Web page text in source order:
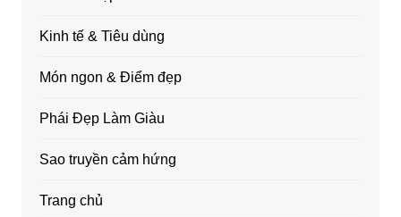
Kinh tế & Tiêu dùng
Món ngon & Điểm đẹp
Phái Đẹp Làm Giàu
Sao truyền cảm hứng
Trang chủ